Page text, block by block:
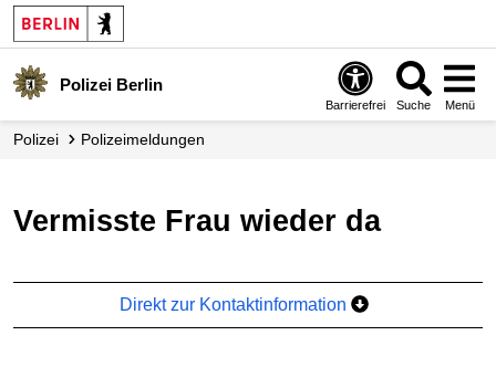
Polizei Berlin
Barrierefrei Suche Menü
Polizei Polizei­meldungen
Vermisste Frau wieder da
Direkt zur Kontaktinformation